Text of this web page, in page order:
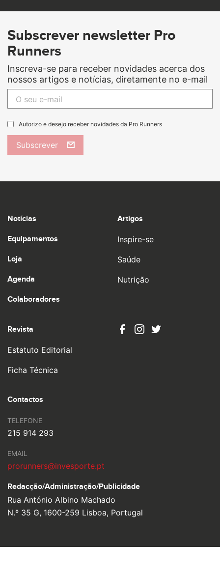
Subscrever newsletter Pro
Runners
Inscreva-se para receber novidades acerca dos
nossos artigos e notícias, diretamente no e-mail
Autorizo e desejo receber novidades da Pro Runners
Subscrever
Notícias
Equipamentos
Loja
Agenda
Colaboradores
Artigos
Inspire-se
Saúde
Nutrição
Revista
Estatuto Editorial
Ficha Técnica
Contactos
TELEFONE
215 914 293
EMAIL
prorunners@invesporte.pt
Redacção/Administração/Publicidade
Rua António Albino Machado
N.º 35 G, 1600-259 Lisboa, Portugal